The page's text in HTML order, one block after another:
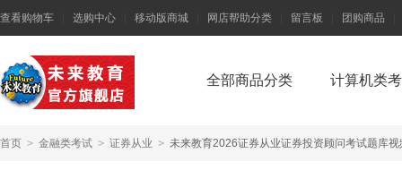
查看购物车 选购中心 移动版商城 网店帮助分类 留言板 团购商品
全部商品分类 计算机类
首页 > 金融类考试 > 证券从业 > 未来教育2026证券从业证券投资顾问考试题库